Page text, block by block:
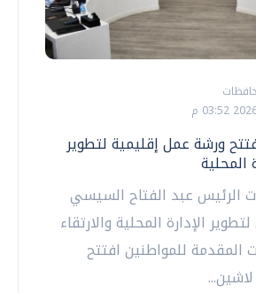
ورشة عمل إقليمية لتطوير
المحلية
الرئيس عبد الفتاح السيسي
الإدارة المحلية والارتقاء
المقدمة للمواطنين افتتح